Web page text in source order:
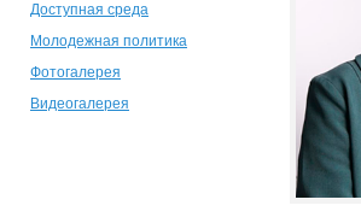
Доступная среда
Молодежная политика
Фотогалерея
Видеогалерея